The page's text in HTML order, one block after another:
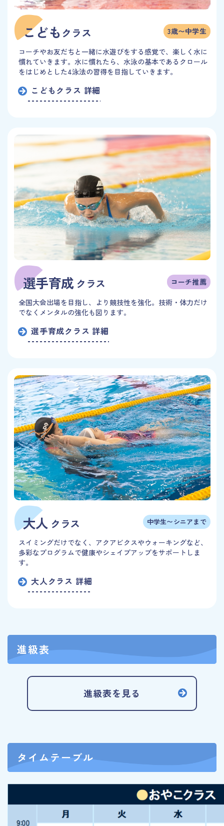
こども クラス 3歳〜中学生
コーチやお友だちと一緒に水遊びをする感覚で、楽しく水に
慣れていきます。水に慣れたら、水泳の基本であるクロール
をはじめとした4泳法の習得を目指していきます。
こどもクラス 詳細
選手育成 クラス コーチ推薦
全国大会出場を目指し、より競技性を強化。技術・体力だけ
でなくメンタルの強化も図ります。
選手育成クラス 詳細
大人 クラス 中学生〜シニアまで
スイミングだけでなく、アクアビクスやウォーキングなど、
多彩なプログラムで健康やシェイプアップをサポートしま
す。
大人クラス 詳細
進級表
進級表を見る
タイムテーブル